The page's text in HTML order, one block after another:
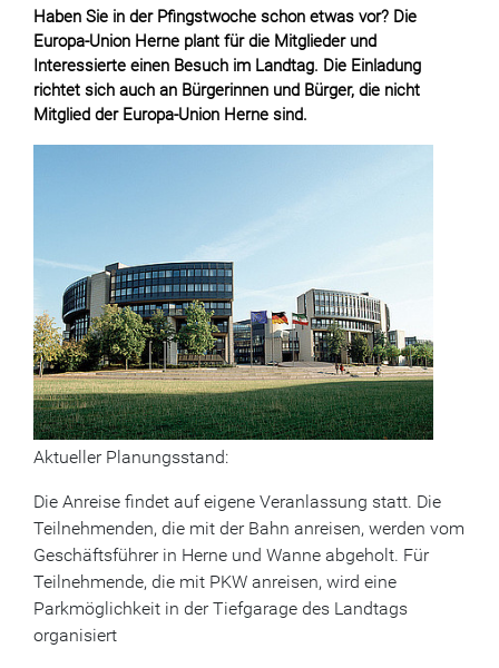
Haben Sie in der Pfingstwoche schon etwas vor? Die
Europa-Union Herne plant für die Mitglieder und
Interessierte einen Besuch im Landtag. Die Einladung
richtet sich auch an Bürgerinnen und Bürger, die nicht
Mitglied der Europa-Union Herne sind.
Aktueller Planungsstand:
Die Anreise findet auf eigene Veranlassung statt. Die
Teilnehmenden, die mit der Bahn anreisen, werden vom
Geschäftsführer in Herne und Wanne abgeholt. Für
Teilnehmende, die mit PKW anreisen, wird eine
Parkmöglichkeit in der Tiefgarage des Landtags
organisiert